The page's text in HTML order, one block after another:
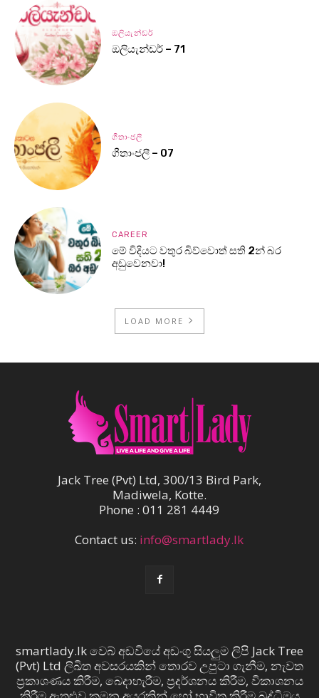
ඔලියැන්ඩර්
ඔලියැන්ඩර් – 71
ගීතාංජලී
ගීතාංජලී – 07
CAREER
මේ විදියට වතුර බිව්වොත් සති 2න් බර
අඩුවෙනවා!
LOAD MORE
Jack Tree (Pvt) Ltd, 300/13 Bird Park,
Madiwela, Kotte.
Phone : 011 281 4449
Contact us: info@smartlady.lk
smartlady.lk වෙබ් අඩවියේ අඩංගු සියලුම ලිපි Jack Tree
(Pvt) Ltd ලිඛිත අවසරයකින් තොරව උපුටා ගැනීම, නැවත
ප්‍රකාශණය කිරීම, බෙදාහැරීම, ප්‍රදර්ශනය කිරීම, විකාශනය